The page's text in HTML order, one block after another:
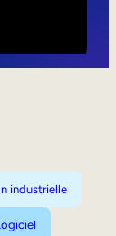
industrielle